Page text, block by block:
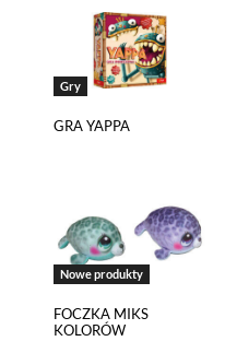
Gry
GRA YAPPA
Nowe produkty
FOCZKA MIKS
KOLORÓW